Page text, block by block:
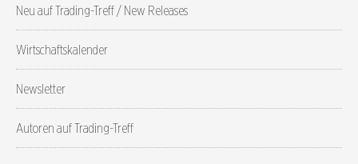
Neu auf Trading-Treff / New Releases
Wirtschaftskalender
Newsletter
Autoren auf Trading-Treff